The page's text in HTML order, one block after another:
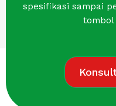
spesifikasi sampai
tombol